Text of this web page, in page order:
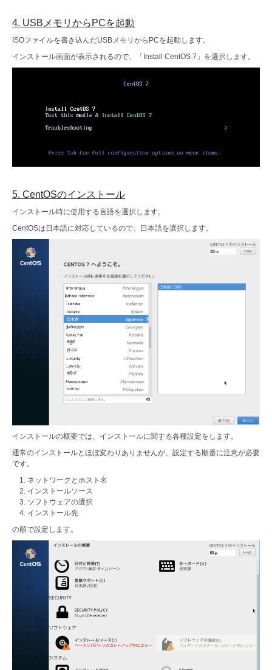
4. USBメモリからPCを起動
ISOファイルを書き込んだUSBメモリからPCを起動します。
インストール画面が表示されるので、「Install CentOS 7」を選択します。
5. CentOSのインストール
インストール時に使用する言語を選択します。
CentOSは日本語に対応しているので、日本語を選択します。
インストールの概要では、インストールに関する各種設定をします。
通常のインストールとほぼ変わりありませんが、設定する順番に注意が必要
です。
ネットワークとホスト名
インストールソース
ソフトウェアの選択
インストール先
の順で設定します。